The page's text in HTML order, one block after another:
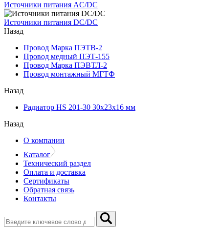
Источники питания AC/DC
Источники питания DC/DC
Назад
Провод Марка ПЭТВ-2
Провод медный ПЭТ-155
Провод Марка ПЭВТЛ-2
Провод монтажный МГТФ
Назад
Радиатор HS 201-30 30х23х16 мм
Назад
О компании
Каталог
Технический раздел
Оплата и доставка
Сертификаты
Обратная связь
Контакты